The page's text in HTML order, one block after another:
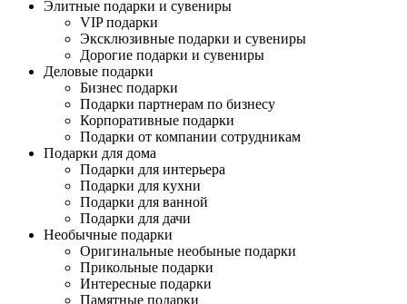
Элитные подарки и сувениры
VIP подарки
Эксклюзивные подарки и сувениры
Дорогие подарки и сувениры
Деловые подарки
Бизнес подарки
Подарки партнерам по бизнесу
Корпоративные подарки
Подарки от компании сотрудникам
Подарки для дома
Подарки для интерьера
Подарки для кухни
Подарки для ванной
Подарки для дачи
Необычные подарки
Оригинальные необыные подарки
Прикольные подарки
Интересные подарки
Памятные подарки